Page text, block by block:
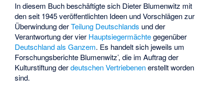
In diesem Buch beschäftigte sich Dieter Blumenwitz mit
den seit 1945 veröffentlichten Ideen und Vorschlägen zur
Überwindung derTeilung Deutschlands und der
Verantwortung der vier Hauptsiegermächtegegenüber
Deutschland als Ganzem. Es handelt sich jeweils um
Forschungsberichte Blumenwitz’, die im Auftrag der
Kulturstiftung derdeutschen Vertriebenenerstellt worden
sind.